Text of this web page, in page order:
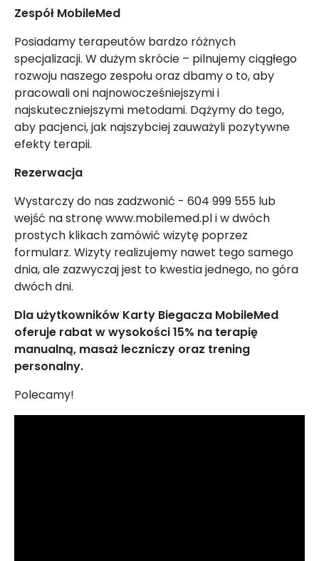
Zespół MobileMed
Posiadamy terapeutów bardzo różnych
specjalizacji. W dużym skrócie – pilnujemy ciągłego
rozwoju naszego zespołu oraz dbamy o to, aby
pracowali oni najnowocześniejszymi i
najskuteczniejszymi metodami. Dążymy do tego,
aby pacjenci, jak najszybciej zauważyli pozytywne
efekty terapii.
Rezerwacja
Wystarczy do nas zadzwonić - 604 999 555 lub
wejść na stronę www.mobilemed.pl i w dwóch
prostych klikach zamówić wizytę poprzez
formularz. Wizyty realizujemy nawet tego samego
dnia, ale zazwyczaj jest to kwestia jednego, no góra
dwóch dni.
Dla użytkowników Karty Biegacza MobileMed
oferuje rabat w wysokości 15% na terapię
manualną, masaż leczniczy oraz trening
personalny.
Polecamy!